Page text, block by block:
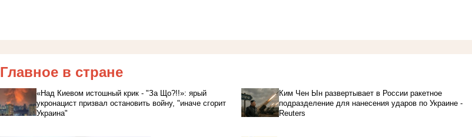
Главное в стране
«Над Киевом истошный крик - "За Що?!!»: ярый
укронацист призвал остановить войну, "иначе сгорит
Украина"
Ким Чен Ын развертывает в России ракетное
подразделение для нанесения ударов по Украине -
Reuters